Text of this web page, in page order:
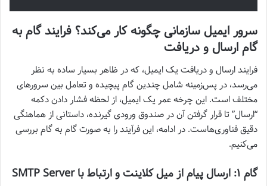
سرور ایمیل سازمانی چگونه کار می‌کند؟ فرایند گام به
گام ارسال و دریافت
فرایند ارسال و دریافت یک ایمیل، که در ظاهر بسیار ساده به نظر
می‌رسد، در پس‌زمینه شامل چندین گام پیچیده و تعامل بین سرورهای
مختلف است. این چرخه عمر یک ایمیل، از لحظه فشار دادن دکمه
“ارسال” تا قرار گرفتن آن در صندوق ورودی گیرنده، داستانی از هماهنگی
دقیق فناوری‌هاست. در ادامه، این فرآیند را به صورت گام به گام بررسی
می‌کنیم.
گام ۱: ارسال پیام از میل کلاینت و ارتباط با SMTP Server